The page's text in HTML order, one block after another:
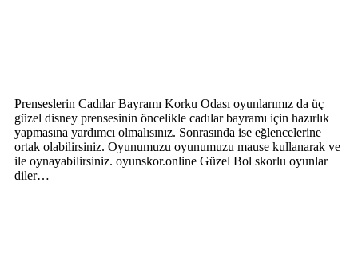
Prenseslerin Cadılar Bayramı Korku Odası oyunlarımız da üç
güzel disney prensesinin öncelikle cadılar bayramı için hazırlık
yapmasına yardımcı olmalısınız. Sonrasında ise eğlencelerine
ortak olabilirsiniz. Oyunumuzu oyunumuzu mause kullanarak ve
ile oynayabilirsiniz. oyunskor.online Güzel Bol skorlu oyunlar
diler…